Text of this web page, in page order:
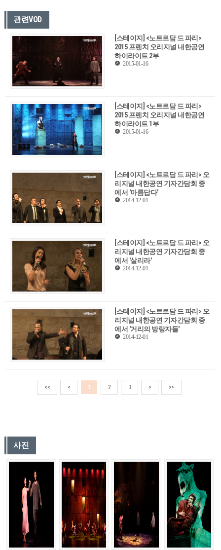
관련VOD
[스테이지] <노트르담 드 파리>
2015 프렌치 오리지널 내한공연
하이라이트 2부
2015-01-16
[스테이지] <노트르담 드 파리>
2015 프렌치 오리지널 내한공연
하이라이트 1부
2015-01-16
[스테이지] <노트르담 드 파리> 오
리지널 내한공연 기자간담회 중
에서 '아름답다'
2014-12-01
[스테이지] <노트르담 드 파리> 오
리지널 내한공연 기자간담회 중
에서 '살리라'
2014-12-01
[스테이지] <노트르담 드 파리> 오
리지널 내한공연 기자간담회 중
에서 '거리의 방랑자들'
2014-12-01
<< < 1 2 3 > >>
사진